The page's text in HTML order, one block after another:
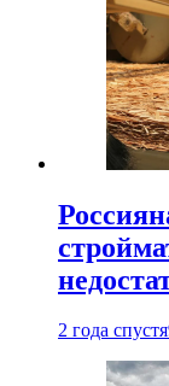
2 года спустя